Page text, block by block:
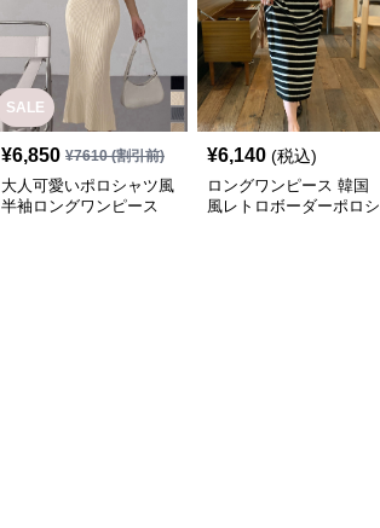
SALE
¥6,850 ¥7610(割引前)
大人可愛いポロシャツ風
半袖ロングワンピース
¥6,140 (税込)
ロングワンピース 韓国
風レトロボーダーポロシ